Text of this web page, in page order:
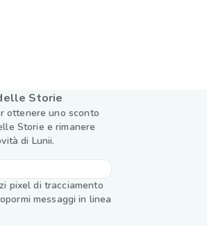
Storie
ottenere uno sconto
Storie e rimanere
di Lunii.
pixel di tracciamento
messaggi in linea